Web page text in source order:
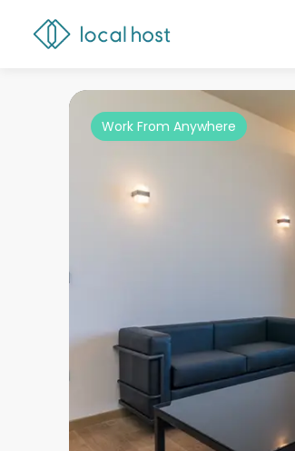
Work From Anywhere